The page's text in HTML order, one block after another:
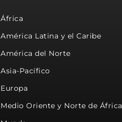
África
América Latina y el Caribe
América del Norte
Asia-Pacífico
Europa
Medio Oriente y Norte de África